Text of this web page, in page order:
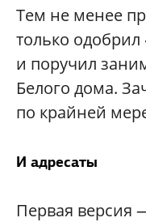
Тем не менее
только
и поручил
Белого дома.
по крайней
И адресаты
Первая версия